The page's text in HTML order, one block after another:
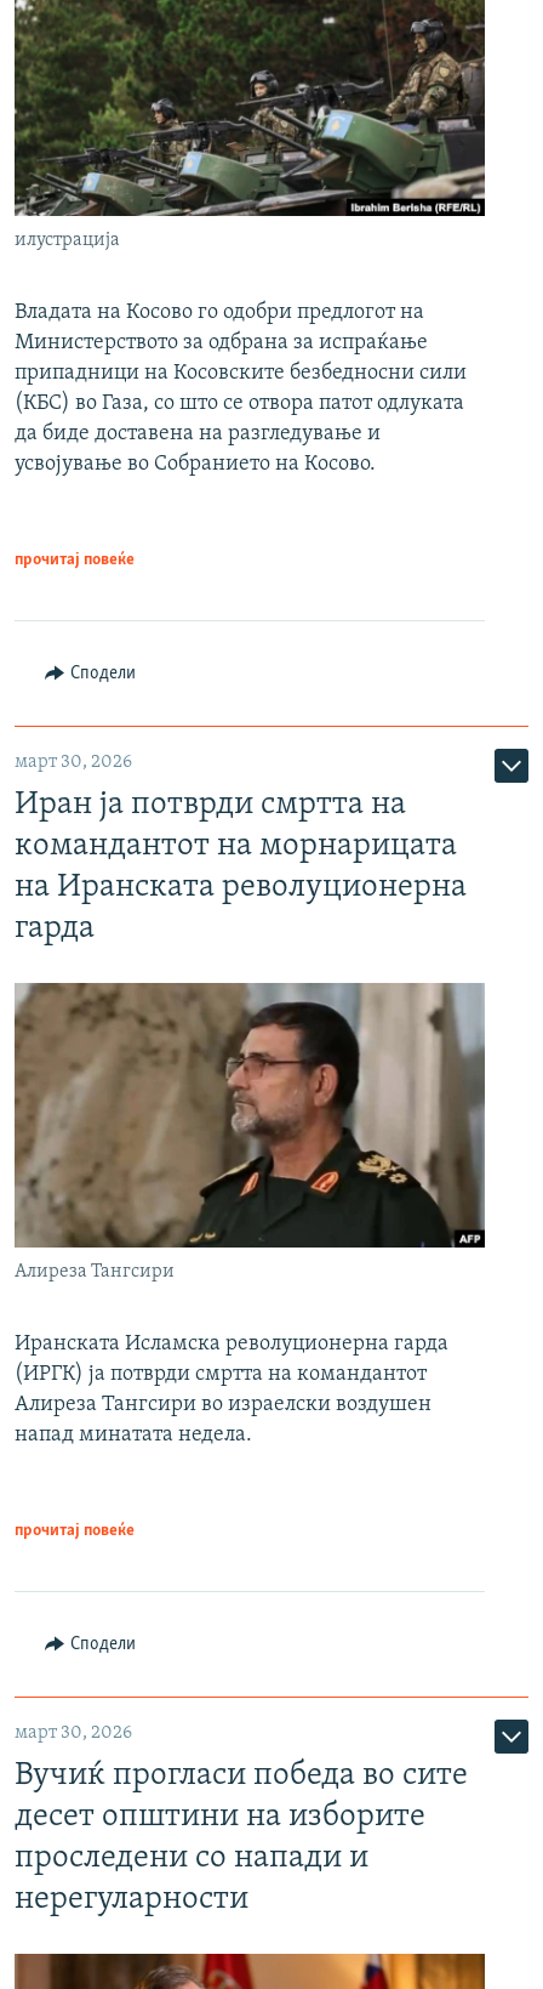
илустрација
Владата на Косово го одобри предлогот на
Министерството за одбрана за испраќање
припадници на Косовските безбедносни сили
(КБС) во Газа, со што се отвора патот одлуката
да биде доставена на разгледување и
усвојување во Собранието на Косово.
прочитај повеќе
Сподели
март 30, 2026
Иран ја потврди смртта на
командантот на морнарицата
на Иранската револуционерна
гарда
Алиреза Тангсири
Иранската Исламска револуционерна гарда
(ИРГК) ја потврди смртта на командантот
Алиреза Тангсири во израелски воздушен
напад минатата недела.
прочитај повеќе
Сподели
март 30, 2026
Вучиќ прогласи победа во сите
десет општини на изборите
проследени со напади и
нерегуларности